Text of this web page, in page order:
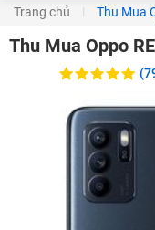
Trang chủ Thu Mua
Thu Mua Oppo